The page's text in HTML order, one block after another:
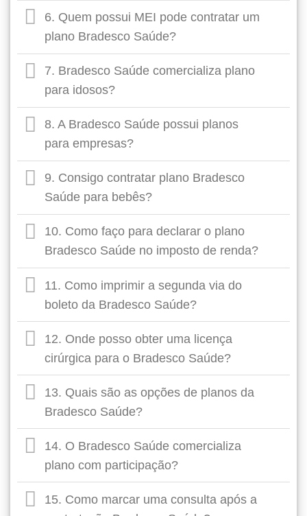
6. Quem possui MEI pode contratar um
plano Bradesco Saúde?
7. Bradesco Saúde comercializa plano
para idosos?
8. A Bradesco Saúde possui planos
para empresas?
9. Consigo contratar plano Bradesco
Saúde para bebês?
10. Como faço para declarar o plano
Bradesco Saúde no imposto de renda?
11. Como imprimir a segunda via do
boleto da Bradesco Saúde?
12. Onde posso obter uma licença
cirúrgica para o Bradesco Saúde?
13. Quais são as opções de planos da
Bradesco Saúde?
14. O Bradesco Saúde comercializa
plano com participação?
15. Como marcar uma consulta após a